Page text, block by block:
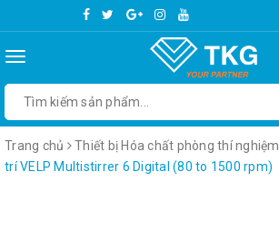
Toggle
Trang chủ Thiết bị Hóa chất phòng thí nghiệm
trí VELP Multistirrer 6 Digital (80 to 1500 rpm)